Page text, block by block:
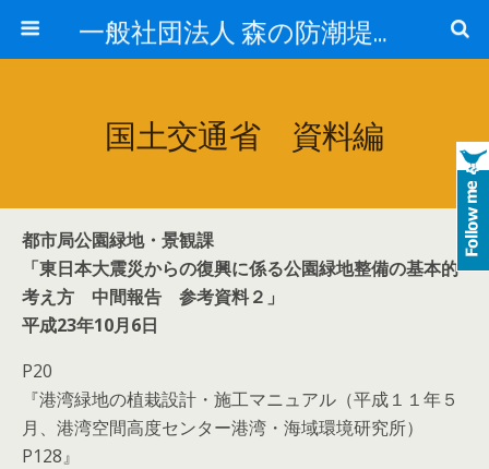
一般社団法人 森の防潮堤協会
国土交通省 資料編
都市局公園緑地・景観課
「東日本大震災からの復興に係る公園緑地整備の基本的
考え方 中間報告 参考資料２」
平成23年10月6日
P20
『港湾緑地の植栽設計・施工マニュアル（平成１１年５
月、港湾空間高度センター港湾・海域環境研究所）
P128』